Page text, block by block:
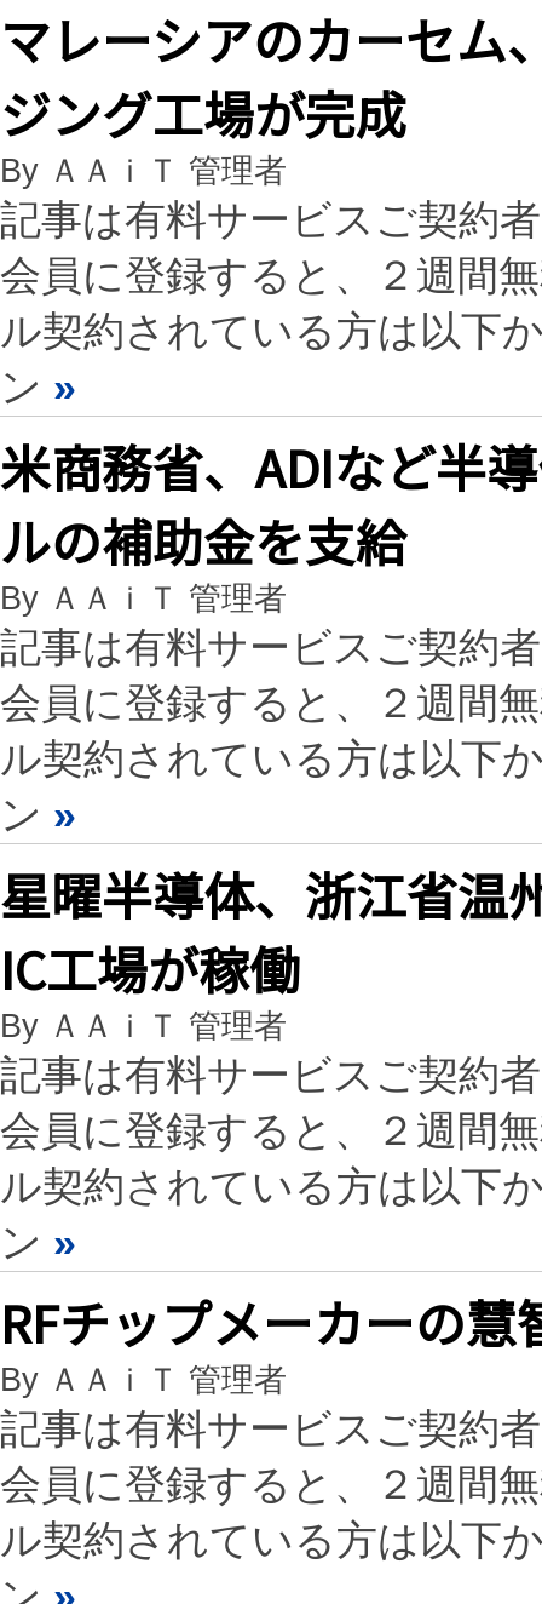
マレーシアのカーセム
ジング工場が完成
By ＡＡｉＴ 管理者
記事は有料サービスご契約
会員に登録すると、２週間
ル契約されている方は以下
ン »
米商務省、ADIなど半
ルの補助金を支給
By ＡＡｉＴ 管理者
記事は有料サービスご契約
会員に登録すると、２週間
ル契約されている方は以下
ン »
星曜半導体、浙江省温
IC工場が稼働
By ＡＡｉＴ 管理者
記事は有料サービスご契約
会員に登録すると、２週間
ル契約されている方は以下
ン »
RFチップメーカーの
By ＡＡｉＴ 管理者
記事は有料サービスご契約
会員に登録すると、２週間
ル契約されている方は以下